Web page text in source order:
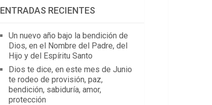
ENTRADAS RECIENTES
Un nuevo año bajo la bendición de
Dios, en el Nombre del Padre, del
Hijo y del Espíritu Santo
Dios te dice, en este mes de Junio
te rodeo de provisión, paz,
bendición, sabiduría, amor,
protección